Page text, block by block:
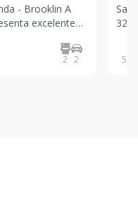
- Brooklin A
excelente
e na região
2 2
3229- Jardins
50